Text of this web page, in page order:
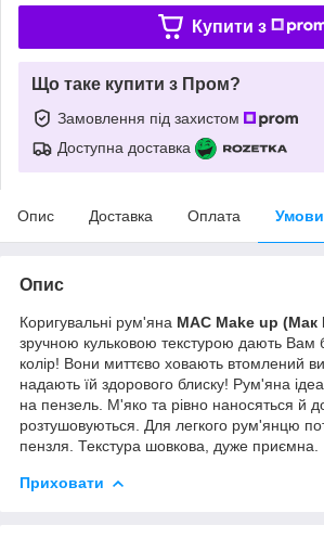
Купити з
Що таке купити з Пром?
Замовлення під захистом
Доступна доставка
Опис Доставка Оплата
Опис
Коригувальні рум'яна MAC Make up (Мак
зручною кульковою текстурою дають Вам
колір! Вони миттєво ховають втомлений
надають їй здорового блиску! Рум'яна
на пензель. М'яко та рівно наносяться й
розтушовуються. Для легкого рум'янцю
пензля. Текстура шовкова, дуже приємна.
Приховати